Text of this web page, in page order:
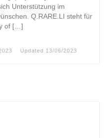
Unterstützung im
Q.RARE.LI steht für
of […]
Updated 13/06/2023